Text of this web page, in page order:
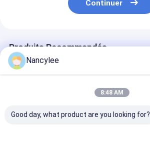
Continuer
Produits Recommandés
Nancylee
8:48 AM
Good day, what product are you looking for?